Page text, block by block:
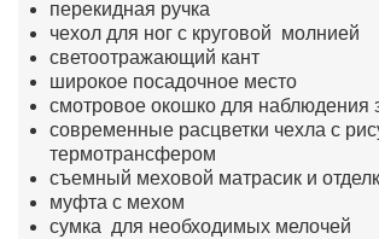
перекидная ручка
чехол для ног с круговой молнией
светоотражающий кант
широкое посадочное место
смотровое окошко для наблюдения
современные расцветки чехла с
термотрансфером
съемный меховой матрасик и
муфта с мехом
сумка для необходимых мелочей